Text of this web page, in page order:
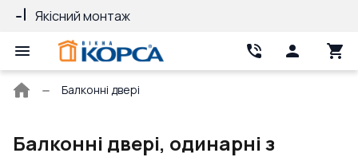
Якісний монтаж
Головна
Балконні двері
Балконні двері, одинарні з